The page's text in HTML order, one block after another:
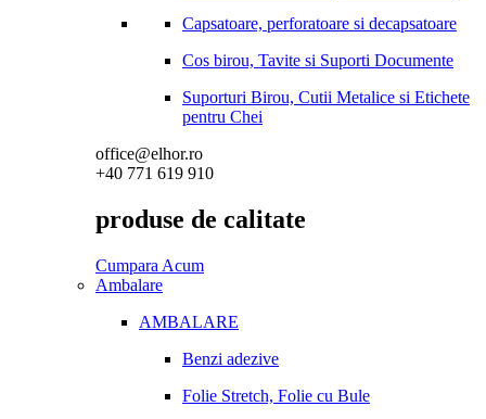
Capsatoare, perforatoare si decapsatoare
Cos birou, Tavite si Suporti Documente
Suporturi Birou, Cutii Metalice si Etichete
pentru Chei
office@elhor.ro
+40 771 619 910
produse de calitate
Cumpara Acum
Ambalare
AMBALARE
Benzi adezive
Folie Stretch, Folie cu Bule